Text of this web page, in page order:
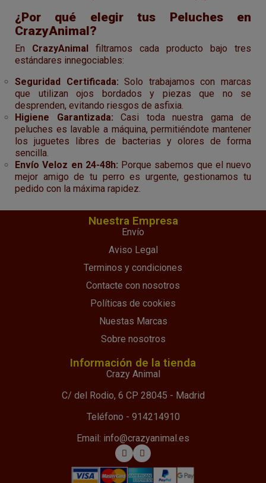
¿Por qué elegir tus Peluches en
CrazyAnimal?
En CrazyAnimal
filtramos cada producto bajo tres
estándares innegociables:
Seguridad Certificada: Solo trabajamos con marcas
que utilizan ojos bordados y piezas que no se
desprenden, evitando riesgos de asfixia.
Higiene Garantizada: Casi toda nuestra gama de
peluches es lavable a máquina, permitiéndote mantener
los juguetes libres de bacterias y olores de forma
sencilla.
Envío Veloz en 24-48h: Porque sabemos que el nuevo
mejor amigo de tu perro es urgente, gestionamos tu
pedido con la máxima rapidez.
Nuestra Empresa
Envío
Aviso Legal
Terminos y condiciones
Contacte con nosotros
Políticas de cookies
Nuestas Marcas
Sobre nosotros
Información de la tienda
Crazy Animal
C/ del Rodio, 6 CP 28045 - Madrid
Teléfono - 914214910
Email: info@crazyanimal.es